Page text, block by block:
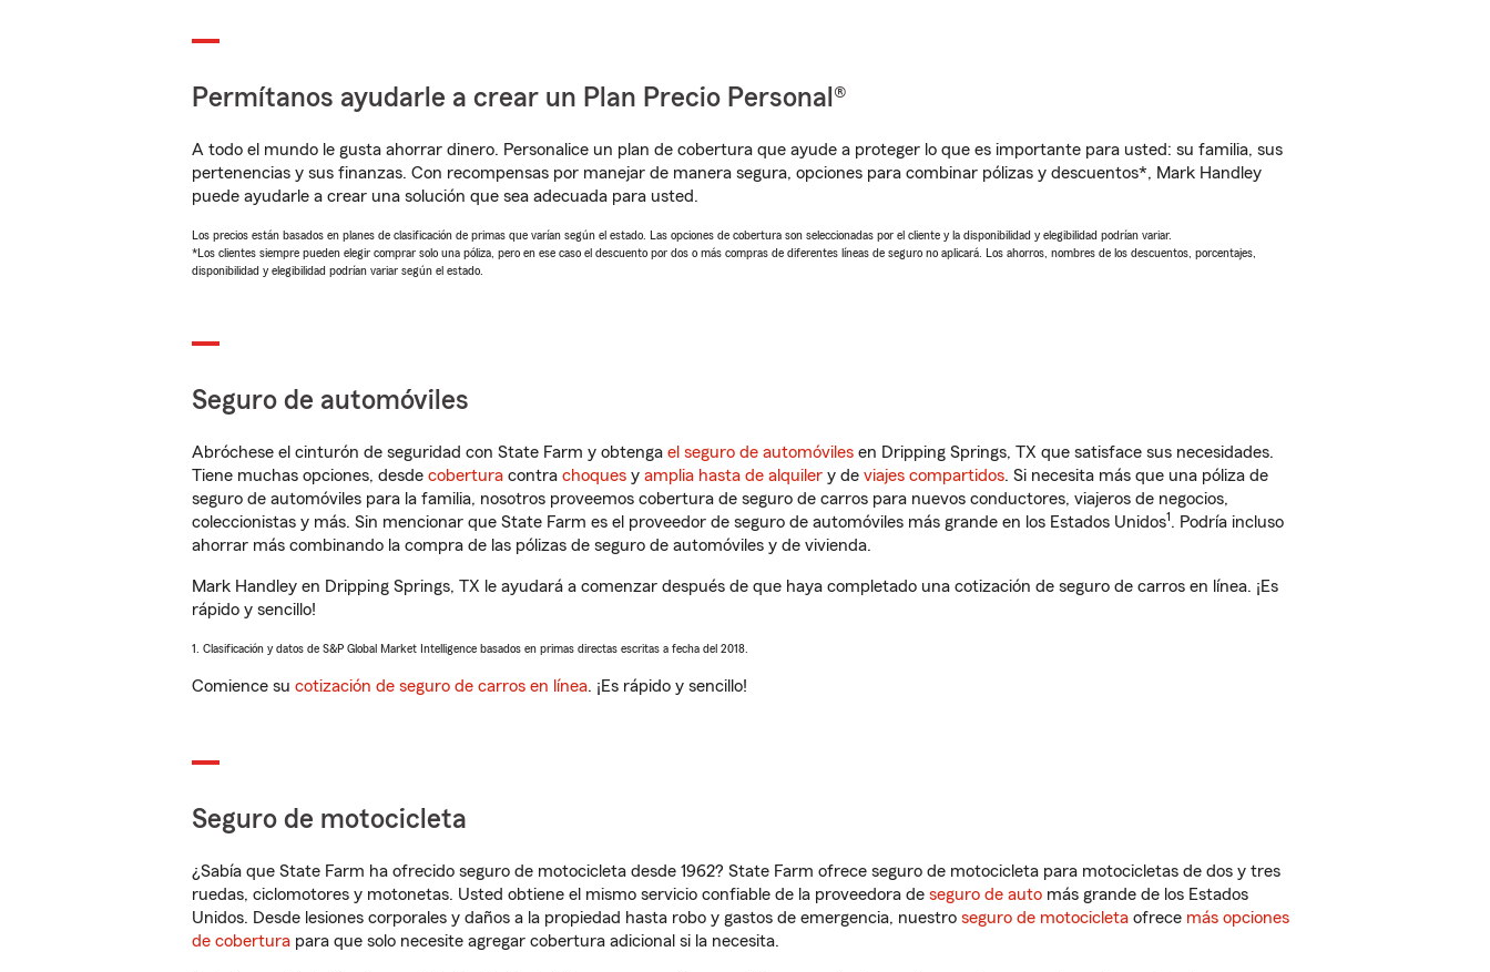
Permítanos ayudarle a crear un Plan Precio Personal®
A todo el mundo le gusta ahorrar dinero. Personalice un plan de cobertura que ayude a proteger lo que es importante para usted: su familia, sus
pertenencias y sus finanzas. Con recompensas por manejar de manera segura, opciones para combinar pólizas y descuentos*, Mark Handley
puede ayudarle a crear una solución que sea adecuada para usted.
Los precios están basados en planes de clasificación de primas que varían según el estado. Las opciones de cobertura son seleccionadas por el cliente y la disponibilidad y elegibilidad podrían variar.
*Los clientes siempre pueden elegir comprar solo una póliza, pero en ese caso el descuento por dos o más compras de diferentes líneas de seguro no aplicará. Los ahorros, nombres de los descuentos, porcentajes,
disponibilidad y elegibilidad podrían variar según el estado.
Seguro de automóviles
Abróchese el cinturón de seguridad con State Farm y obtenga el seguro de automóviles en Dripping Springs, TX que satisface sus necesidades.
Tiene muchas opciones, desde cobertura contra choques y amplia hasta de alquiler y de viajes compartidos. Si necesita más que una póliza de
seguro de automóviles para la familia, nosotros proveemos cobertura de seguro de carros para nuevos conductores, viajeros de negocios,
coleccionistas y más. Sin mencionar que State Farm es el proveedor de seguro de automóviles más grande en los Estados Unidos1. Podría incluso
ahorrar más combinando la compra de las pólizas de seguro de automóviles y de vivienda.
Mark Handley en Dripping Springs, TX le ayudará a comenzar después de que haya completado una cotización de seguro de carros en línea. ¡Es
rápido y sencillo!
1. Clasificación y datos de S&P Global Market Intelligence basados en primas directas escritas a fecha del 2018.
Comience su cotización de seguro de carros en línea. ¡Es rápido y sencillo!
Seguro de motocicleta
¿Sabía que State Farm ha ofrecido seguro de motocicleta desde 1962? State Farm ofrece seguro de motocicleta para motocicletas de dos y tres
ruedas, ciclomotores y motonetas. Usted obtiene el mismo servicio confiable de la proveedora de seguro de auto más grande de los Estados
Unidos. Desde lesiones corporales y daños a la propiedad hasta robo y gastos de emergencia, nuestro seguro de motocicleta ofrece más opciones
de cobertura para que solo necesite agregar cobertura adicional si la necesita.